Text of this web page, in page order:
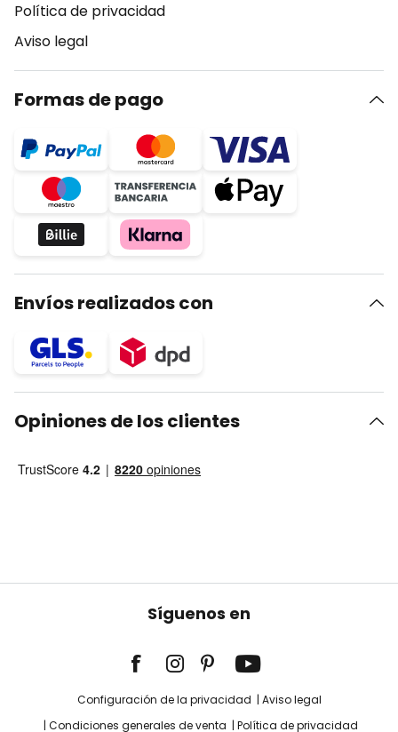
Política de privacidad
Aviso legal
Formas de pago
Envíos realizados con
Opiniones de los clientes
Síguenos en
Configuración de la privacidad
Aviso legal
Condiciones generales de venta
Política de privacidad